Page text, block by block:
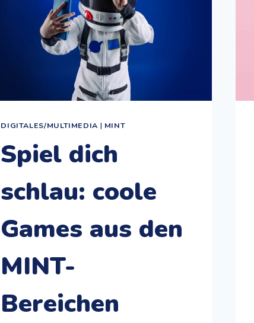
DIGITALES/MULTIMEDIA | MINT
Spiel dich
schlau: coole
Games aus den
MINT-
Bereichen